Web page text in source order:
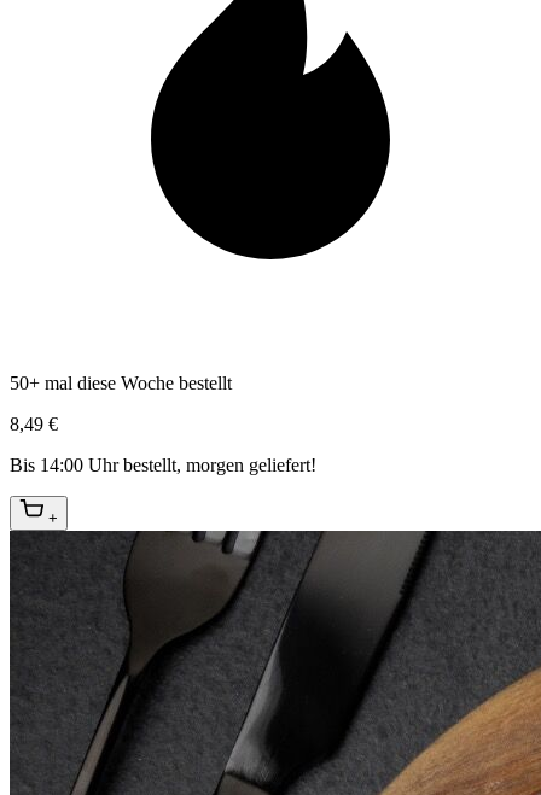
50+ mal diese Woche bestellt
8,49 €
Bis 14:00 Uhr bestellt, morgen geliefert!
+